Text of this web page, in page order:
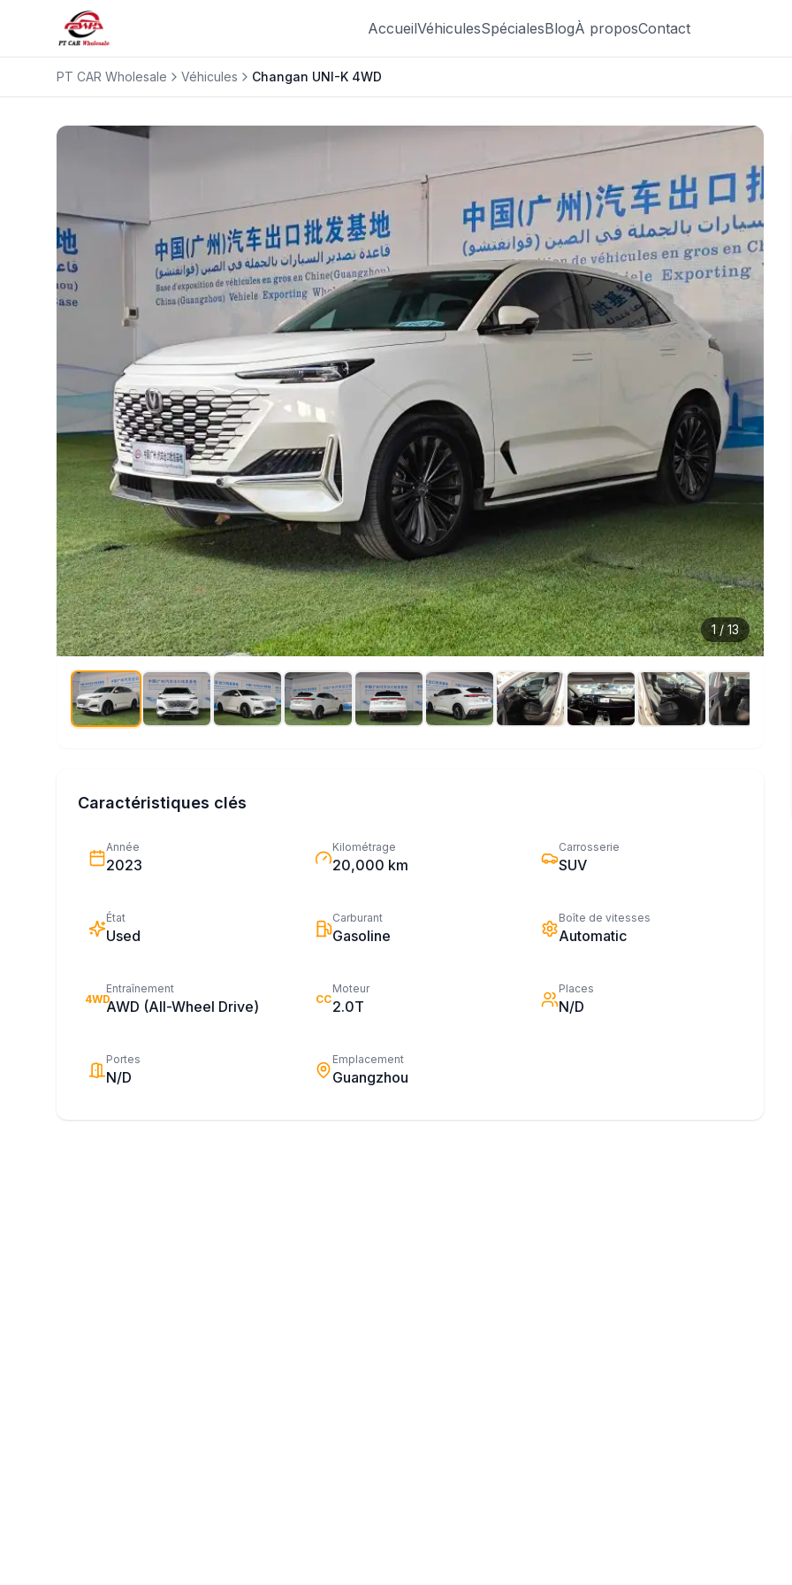
AccueilVéhiculesSpécialesBlogÀ proposContact
PT CAR Wholesale Véhicules Changan UNI-K 4WD
1/13
Caractéristiques clés
Année
2023
Kilométrage
20,000 km
Carrosserie
SUV
État
Used
Carburant
Gasoline
Boîte de vitesses
Automatic
4WD
Entraînement
AWD (All-Wheel Drive) CC
Moteur
2.0T
Places
N/D
Portes
N/D
Emplacement
Guangzhou